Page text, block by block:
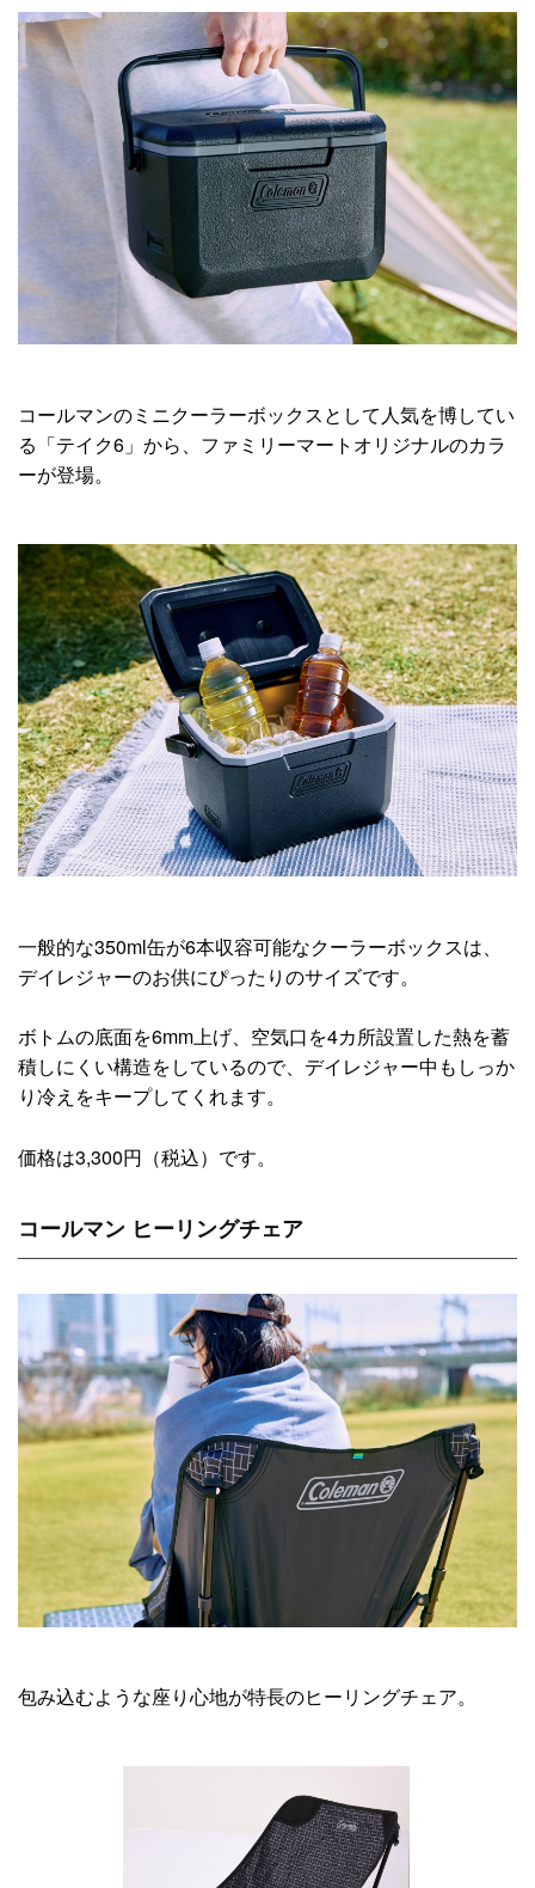
コールマンのミニクーラーボックスとして人気を博してい
る「テイク6」から、ファミリーマートオリジナルのカラ
ーが登場。
一般的な350ml缶が6本収容可能なクーラーボックスは、
デイレジャーのお供にぴったりのサイズです。
ボトムの底面を6mm上げ、空気口を4カ所設置した熱を蓄
積しにくい構造をしているので、デイレジャー中もしっか
り冷えをキープしてくれます。
価格は3,300円（税込）です。
コールマン ヒーリングチェア
包み込むような座り心地が特長のヒーリングチェア。